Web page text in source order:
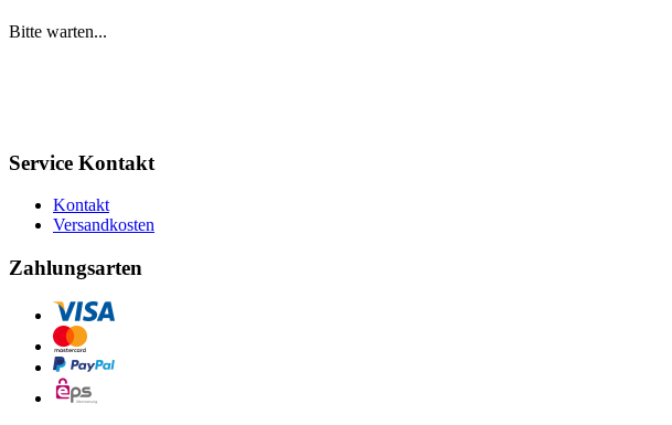
Bitte warten...
Service Kontakt
Kontakt
Versandkosten
Zahlungsarten